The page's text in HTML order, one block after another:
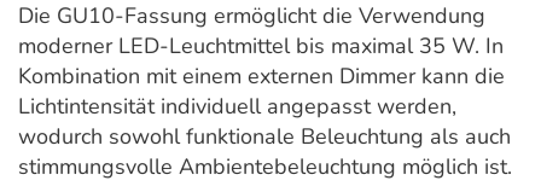
Die GU10-Fassung ermöglicht die Verwendung
moderner LED-Leuchtmittel bis maximal 35 W. In
Kombination mit einem externen Dimmer kann die
Lichtintensität individuell angepasst werden,
wodurch sowohl funktionale Beleuchtung als auch
stimmungsvolle Ambientebeleuchtung möglich ist.